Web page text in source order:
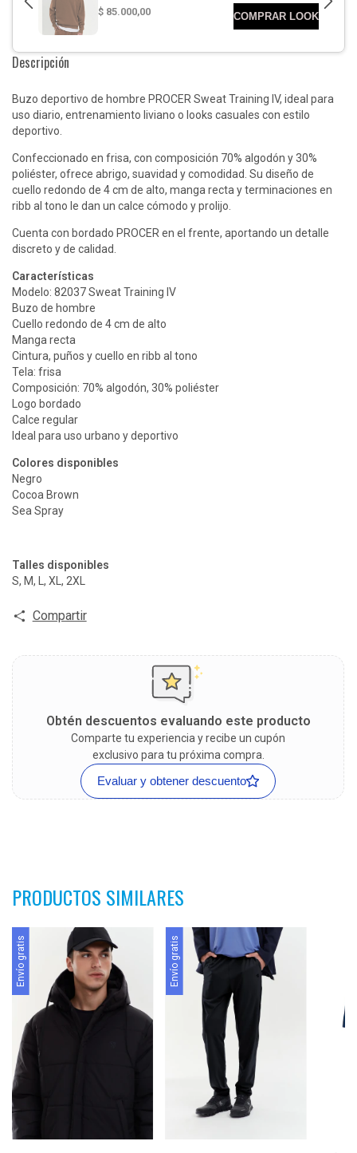
Descripción
Buzo deportivo de hombre PROCER Sweat Training IV, ideal para
uso diario, entrenamiento liviano o looks casuales con estilo
deportivo.
Confeccionado en frisa, con composición 70% algodón y 30%
poliéster, ofrece abrigo, suavidad y comodidad. Su diseño de
cuello redondo de 4 cm de alto, manga recta y terminaciones en
ribb al tono le dan un calce cómodo y prolijo.
Cuenta con bordado PROCER en el frente, aportando un detalle
discreto y de calidad.
Características
Modelo: 82037 Sweat Training IV
Buzo de hombre
Cuello redondo de 4 cm de alto
Manga recta
Cintura, puños y cuello en ribb al tono
Tela: frisa
Composición: 70% algodón, 30% poliéster
Logo bordado
Calce regular
Ideal para uso urbano y deportivo
Colores disponibles
Negro
Cocoa Brown
Sea Spray
Talles disponibles
S, M, L, XL, 2XL
Compartir
Obtén descuentos evaluando este producto
Comparte tu experiencia y recibe un cupón
exclusivo para tu próxima compra.
Evaluar y obtener descuento
PRODUCTOS SIMILARES
Envío gratis Envío gratis